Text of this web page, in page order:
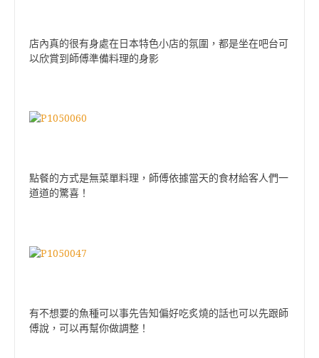
店內真的很有身處在日本特色小店的氛圍，都是坐在吧台可
以欣賞到師傅準備料理的身影
點餐的方式是無菜單料理，師傅依據當天的食材給客人們一
道道的驚喜！
有不想要的魚種可以事先告知偏好吃炙燒的話也可以先跟師
傅說，可以再幫你做調整！